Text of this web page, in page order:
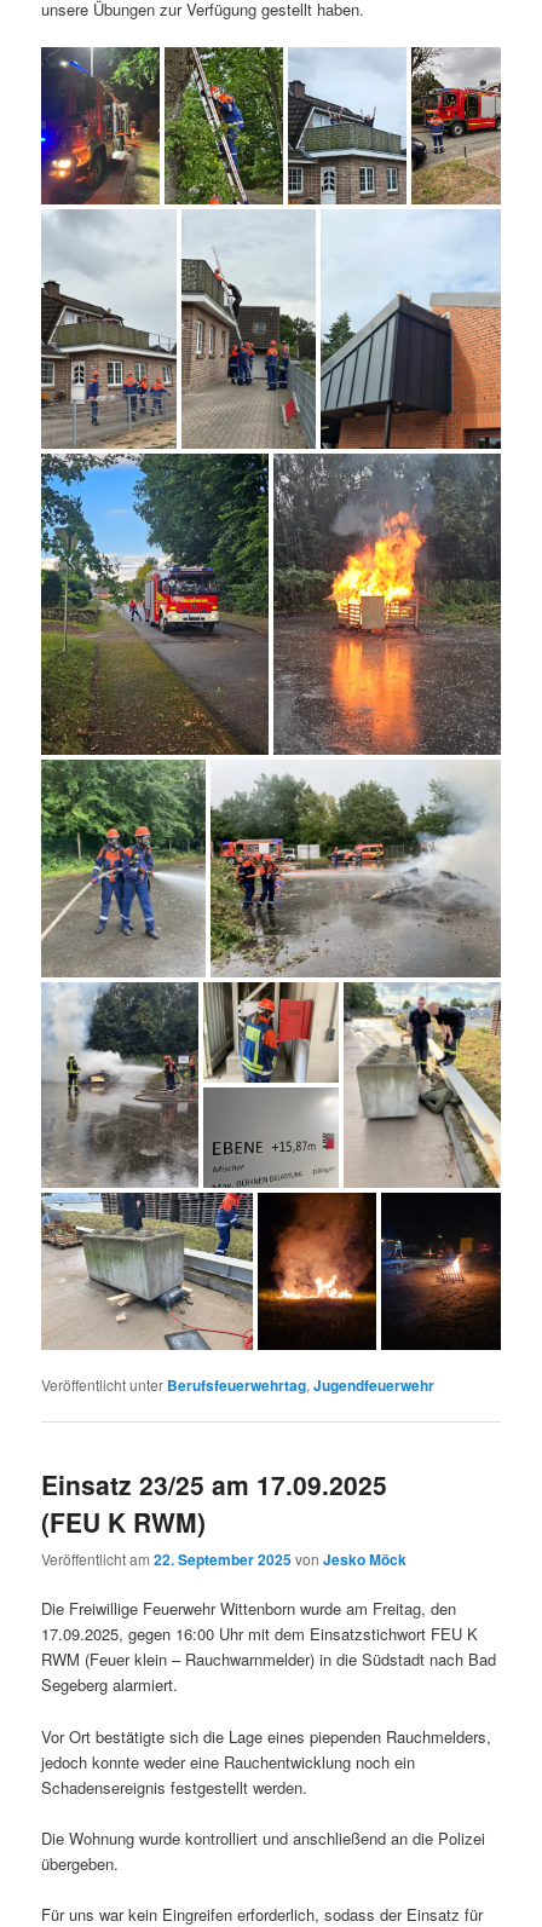
unsere Übungen zur Verfügung gestellt haben.
Veröffentlicht unter Berufsfeuerwehrtag,Jugendfeuerwehr
Einsatz 23/25 am 17.09.2025
(FEU K RWM)
Veröffentlicht am22. September 2025vonJesko Möck
Die Freiwillige Feuerwehr Wittenborn wurde am Freitag, den
17.09.2025, gegen 16:00 Uhr mit dem Einsatzstichwort FEU K
RWM (Feuer klein – Rauchwarnmelder) in die Südstadt nach Bad
Segeberg alarmiert.
Vor Ort bestätigte sich die Lage eines piependen Rauchmelders,
jedoch konnte weder eine Rauchentwicklung noch ein
Schadensereignis festgestellt werden.
Die Wohnung wurde kontrolliert und anschließend an die Polizei
übergeben.
Für uns war kein Eingreifen erforderlich, sodass der Einsatz für